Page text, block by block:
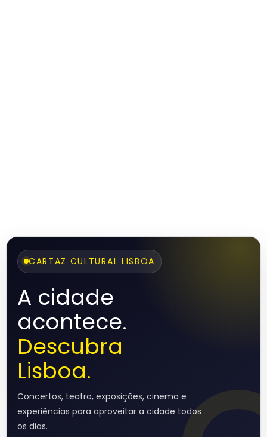
CARTAZ CULTURAL LISBOA
A cidade
acontece.
Descubra
Lisboa.
Concertos, teatro, exposições, cinema e
experiências para aproveitar a cidade todos
os dias.